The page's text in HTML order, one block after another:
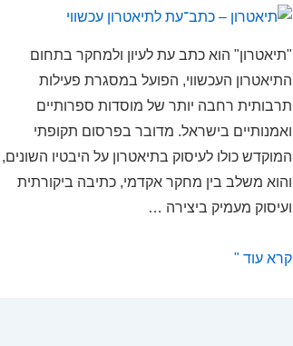
"תיאטרון" הוא כתב עת לעיון ולמחקר בתחום
התיאטרון העכשווי, הפועל במסגרת פעילות
תרבותית רחבה יותר של מוסדות ספרותיים
ואמנותיים בישראל. מדובר בפרסום תקופתי
המוקדש כולו לעיסוק בתיאטרון על היבטיו השונים,
והוא משלב בין מחקר אקדמי, כתיבה ביקורתית
ועיסוק מעמיק ביצירה …
תיאטרון
קרא עוד "